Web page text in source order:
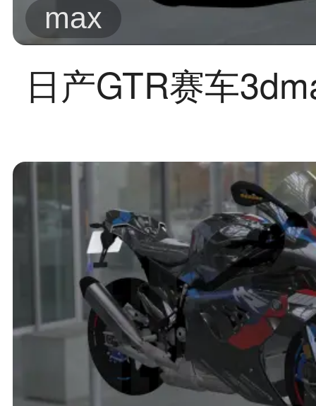
日产GTR赛车
max